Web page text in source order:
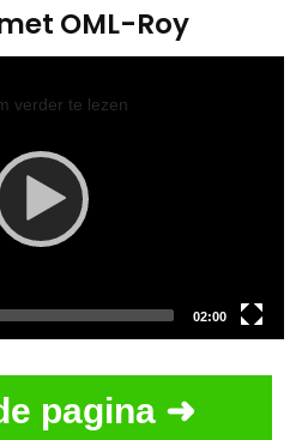
OML-Roy
verder te lezen
Total
duration
02:00
pagina ➜